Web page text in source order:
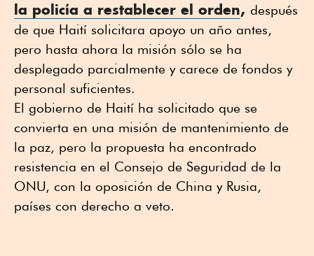
la policía a restablecer el orden, después
de que Haití solicitara apoyo un año antes,
pero hasta ahora la misión sólo se ha
desplegado parcialmente y carece de fondos y
personal suficientes.
El gobierno de Haití ha solicitado que se
convierta en una misión de mantenimiento de
la paz, pero la propuesta ha encontrado
resistencia en el Consejo de Seguridad de la
ONU, con la oposición de China y Rusia,
países con derecho a veto.